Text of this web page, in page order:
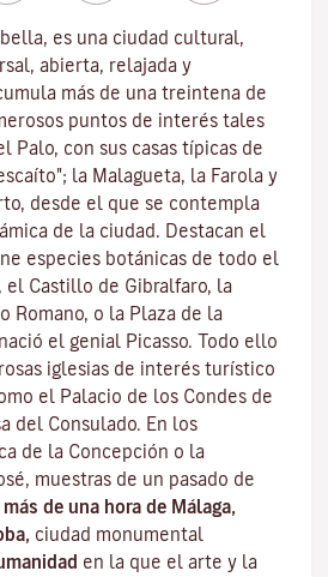
es una ciudad cultural,
abierta, relajada y
más de una treintena de
puntos de interés tales
Palo, con sus casas típicas de
la Malagueta, la Farola y
desde el que se contempla
de la ciudad. Destacan el
especies botánicas de todo el
el Castillo de Gibralfaro, la
Romano, o la Plaza de la
el genial Picasso. Todo ello
iglesias de interés turístico
el Palacio de los Condes de
del Consulado. En los
de la Concepción o la
muestras de un pasado de
de una hora de Málaga,
ciudad monumental
en la que el arte y la